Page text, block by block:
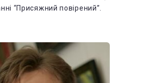
“Присяжний повірений”.